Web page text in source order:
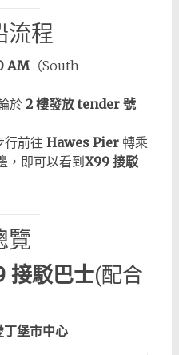
流程
AM（South
於 2 樓發放 tender 號
前往 Hawes Pier轉乘
，即可以看到X99 接駁
覽
接駁巴士(配合
堡市中心